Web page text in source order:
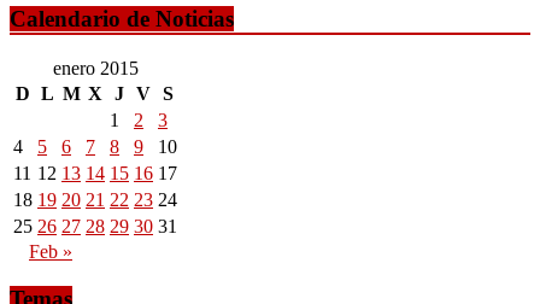
Calendario de Noticias
enero 2015
D L M X J V S
1
2
3
4
5 6 7 8 9
10
11 12 13 14 15 16 17
18 19 20 21 22 23 24
25 26 27 28 29 30 31
Feb »
Temas